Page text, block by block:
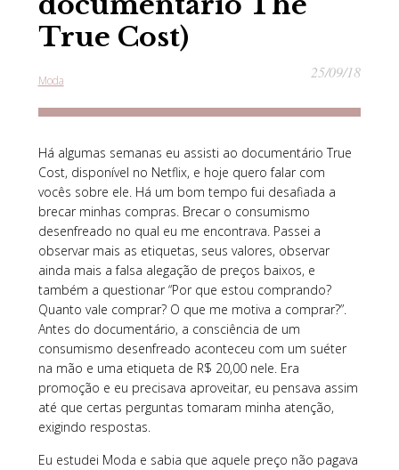
True Cost)
Moda 25/09/18
Há algumas semanas eu assisti ao documentário True
Cost, disponível no Netflix, e hoje quero falar com
vocês sobre ele. Há um bom tempo fui desafiada a
brecar minhas compras. Brecar o consumismo
desenfreado no qual eu me encontrava. Passei a
observar mais as etiquetas, seus valores, observar
ainda mais a falsa alegação de preços baixos, e
também a questionar “Por que estou comprando?
Quanto vale comprar? O que me motiva a comprar?”.
Antes do documentário, a consciência de um
consumismo desenfreado aconteceu com um suéter
na mão e uma etiqueta de R$ 20,00 nele. Era
promoção e eu precisava aproveitar, eu pensava assim
até que certas perguntas tomaram minha atenção,
exigindo respostas.
Eu estudei Moda e sabia que aquele preço não pagava